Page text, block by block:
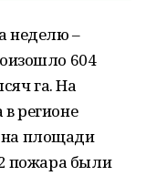
неделю –
604
га. На
регионе
площади
пожара были